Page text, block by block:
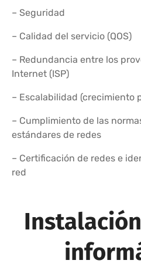
– Seguridad
– Calidad del servicio (QOS)
– Redundancia entre los
Internet (ISP)
– Escalabilidad (crecimiento
– Cumplimiento de las
estándares de redes
– Certificación de redes e
red